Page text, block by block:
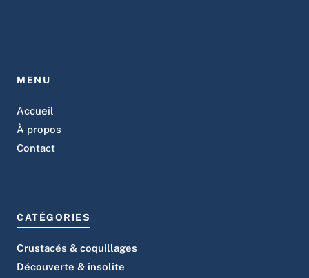
MENU
Accueil
À propos
Contact
CATÉGORIES
Crustacés & coquillages
Découverte & insolite